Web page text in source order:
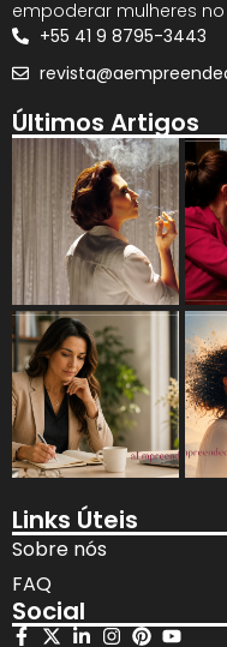
empoderar mulheres
+55 41 9 8795-3443
Últimos Artigos
Links Úteis
Sobre nós
FAQ
Social